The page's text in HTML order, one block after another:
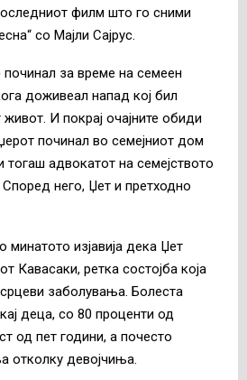
филм што го сними
со Мајли Сајрус.
за време на семеен
доживеал напад кој бил
И покрај очајните обиди
починал во семејниот дом
тогаш адвокатот на семејството
него, Џет и претходно
минатото изјавија дека Џет
Кавасаки, ретка состојба која
заболувања. Болеста
деца, со 80 проценти од
од пет години, а почесто
отколку девојчиња.